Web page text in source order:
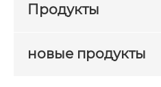
Продукты
новые продукты